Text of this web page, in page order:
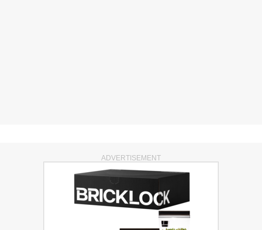
ADVERTISEMENT